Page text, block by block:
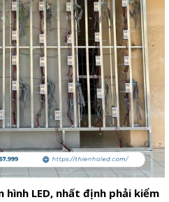
LED, nhất định phải kiểm